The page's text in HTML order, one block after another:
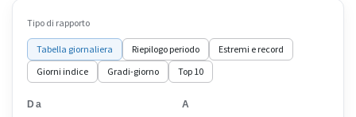
Tipo di rapporto
Tabella giornaliera Riepilogo periodo
Estremi e record
Giorni indice
Gradi-giorno Top 10
Da A